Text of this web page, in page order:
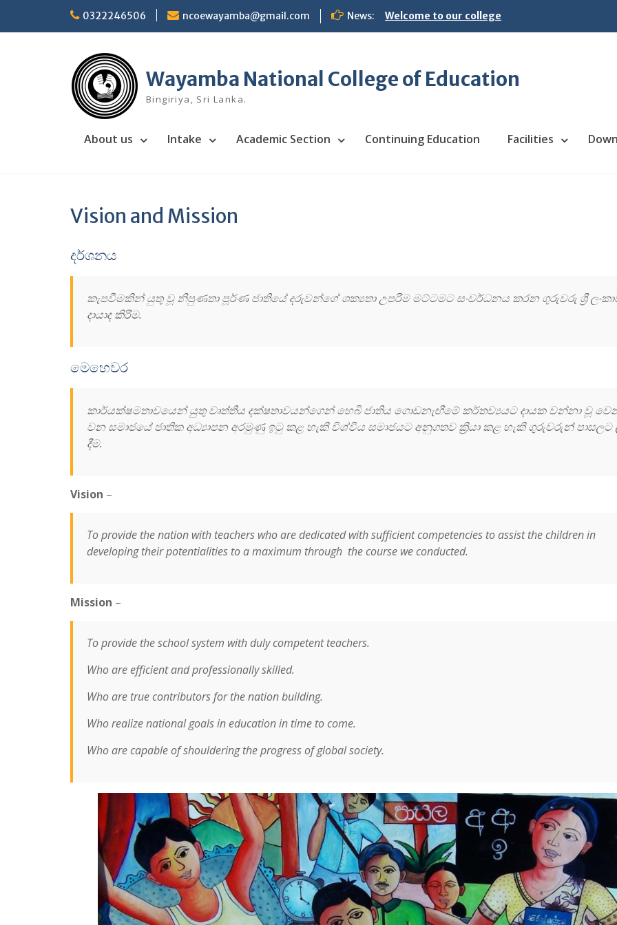
content
0322246506 ncoewayamba@gmail.com News: Welcome to our college
Wayamba National College of Education
Bingiriya, Sri Lanka.
About us Intake Academic Section Continuing Education Facilities
Vision and Mission
දර්ශනය
කැපවීමකින් යුතු වූ නිපුණතා පූර්ණ ජාතියේ දරුවන්ගේ ශක්‍යතා උපරිම මට්ටමට සංවර්ධනය කරන ගුරුවරු ශ්‍රී
දායාද කිරීම.
මෙහෙවර
කාර්යක්ෂමතාවයෙන් යුතු වෘත්තීය දක්ෂතාවයන්ගෙන් හෙබි ජාතිය ගොඩනැඟීමේ කර්තව්‍යයට දායක වන්නා වූ
වන සමාජයේ ජාතික අධ්‍යාපන අරමුණු ඉටු කළ හැකි විශ්වීය සමාජයට අනුගතව ක්‍රියා කළ හැකි ගුරුවරුන් පාසලට
දීම.
Vision –
To provide the nation with teachers who are dedicated with sufficient competencies to assist the children in
developing their potentialities to a maximum through the course we conducted.
Mission –
To provide the school system with duly competent teachers.
Who are efficient and professionally skilled.
Who are true contributors for the nation building.
Who realize national goals in education in time to come.
Who are capable of shouldering the progress of global society.